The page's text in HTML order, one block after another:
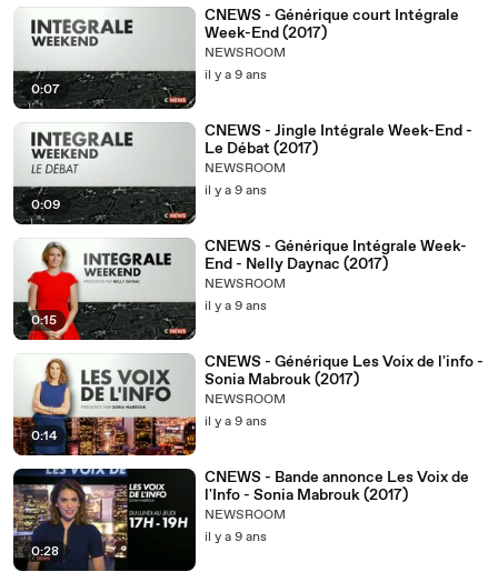
0:07
CNEWS - Générique court Intégrale
Week-End (2017)
NEWSROOM
il y a 9 ans
0:09
CNEWS - Jingle Intégrale Week-End -
Le Débat (2017)
NEWSROOM
il y a 9 ans
0:15
CNEWS - Générique Intégrale Week-
End - Nelly Daynac (2017)
NEWSROOM
il y a 9 ans
0:14
CNEWS - Générique Les Voix de l'info -
Sonia Mabrouk (2017)
NEWSROOM
il y a 9 ans
0:28
CNEWS - Bande annonce Les Voix de
l'Info - Sonia Mabrouk (2017)
NEWSROOM
il y a 9 ans